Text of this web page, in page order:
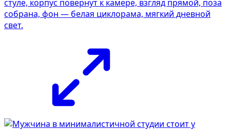
стуле, корпус повернут к камере, взгляд прямой, поза
собрана, фон — белая циклорама, мягкий дневной
свет.